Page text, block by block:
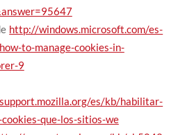
http://windows.microsoft.com/es-
to-manage-cookies-in-
9
es/kb/habilitar-
que-los-sitios-we